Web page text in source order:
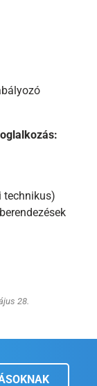
technikus)
28.